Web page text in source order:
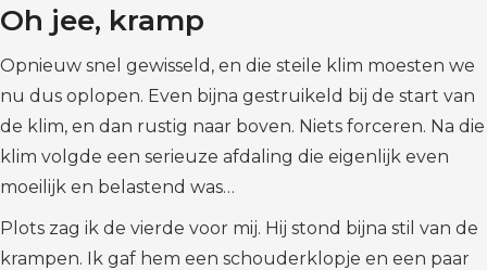
Oh jee, kramp
Opnieuw snel gewisseld, en die steile klim moesten we
nu dus oplopen. Even bijna gestruikeld bij de start van
de klim, en dan rustig naar boven. Niets forceren. Na die
klim volgde een serieuze afdaling die eigenlijk even
moeilijk en belastend was…
Plots zag ik de vierde voor mij. Hij stond bijna stil van de
krampen. Ik gaf hem een schouderklopje en een paar